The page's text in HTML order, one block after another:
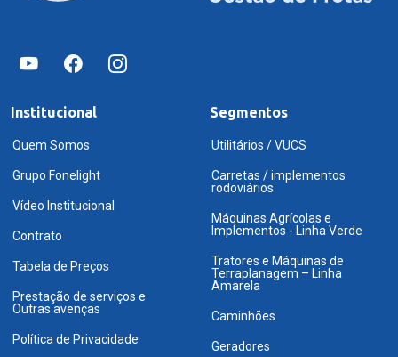
Institucional
Quem Somos
Grupo Fonelight
Vídeo Institucional
Contrato
Tabela de Preços
Prestação de serviços e
Outras avenças
Política de Privacidade
Segmentos
Utilitários / VUCS
Carretas / implementos
rodoviários
Máquinas Agrícolas e
Implementos - Linha Verde
Tratores e Máquinas de
Terraplanagem – Linha
Amarela
Caminhões
Geradores